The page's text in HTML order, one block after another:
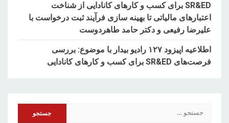
SR&ED برای کسب و کارهای کانادایی از شناخت
اعتبارهای مالیاتی تا بهینه سازی فرآیند ثبت درخواست با
علیرضا رفیعی و دکتر حامد طاهردوست
اطلاعیه اپیزود ۱۲۷ رادیو بیدار با موضوع: بررسی
فرصت‌های SR&ED برای کسب و کارهای کانادایی